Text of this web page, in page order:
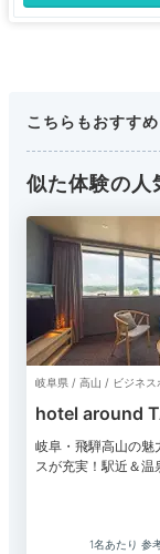
こちらもおすすめ
似た体験の人
岐阜県 / 高山 / ビジネス
hotel around
岐阜・飛騨高山の魅
スが充実！駅近＆温
1名あたり 参